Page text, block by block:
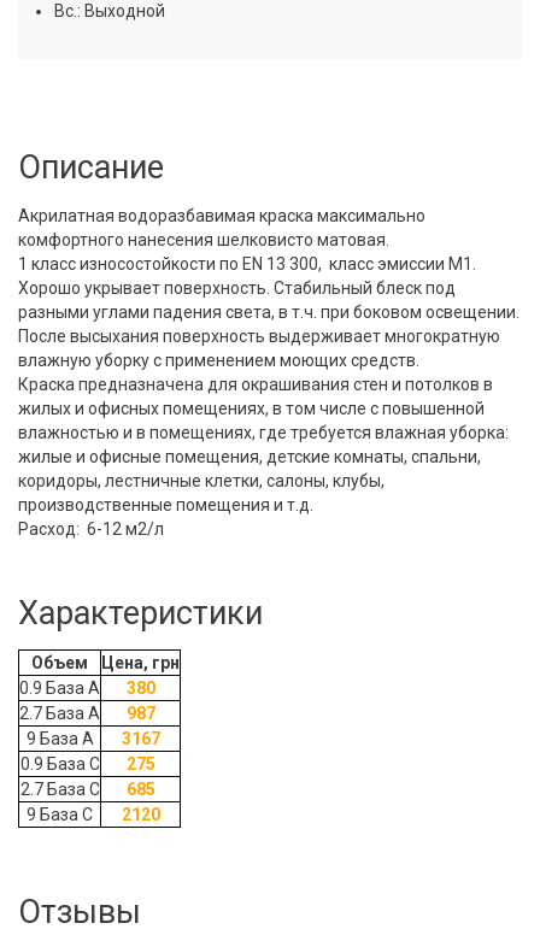
Вс.: Выходной
Описание
Акрилатная водоразбавимая краска максимально
комфортного нанесения шелковисто матовая.
1 класс износостойкости по EN 13 300, класс эмиссии M1.
Хорошо укрывает поверхность. Стабильный блеск под
разными углами падения света, в т.ч. при боковом освещении.
После высыхания поверхность выдерживает многократную
влажную уборку с применением моющих средств.
Краска предназначена для окрашивания стен и потолков в
жилых и офисных помещениях, в том числе с повышенной
влажностью и в помещениях, где требуется влажная уборка:
жилые и офисные помещения, детские комнаты, спальни,
коридоры, лестничные клетки, салоны, клубы,
производственные помещения и т.д.
Расход: 6-12 м2/л
Характеристики
Объем
Цена, грн
0.9 База А
380
2.7 База А
987
9 База А
3167
0.9 База С
275
2.7 База С
685
9 База С
2120
Отзывы